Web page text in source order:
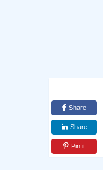
Share
Share
Pin it